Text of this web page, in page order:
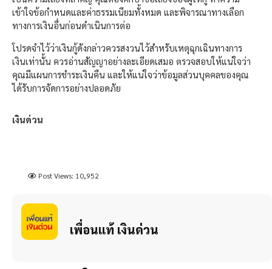
เข้าใจข้อกำหนดและค่าธรรมเนียมทั้งหมด และพิจารณาทางเลือก
ทางการเงินอื่นก่อนดำเนินการต่อ
โปรดจำไว้ว่าเงินกู้ดังกล่าวควรสงวนไว้สำหรับเหตุฉุกเฉินทางการ
เงินเท่านั้น ควรอ่านสัญญาอย่างละเอียดเสมอ ตรวจสอบให้แน่ใจว่า
คุณมีแผนการชำระเงินคืน และให้แน่ใจว่าข้อมูลส่วนบุคคลของคุณ
ได้รับการจัดการอย่างปลอดภัย
เงินด่วน
Post Views: 10,952
เพื่อนแท้ เงินด่วน